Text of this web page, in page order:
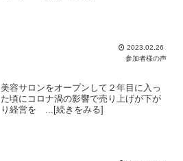
2023.02.26
参加者様の声
美容サロンをオープンして２年目に入っ
た頃にコロナ渦の影響で売り上げが下が
り経営を ...[続きをみる]